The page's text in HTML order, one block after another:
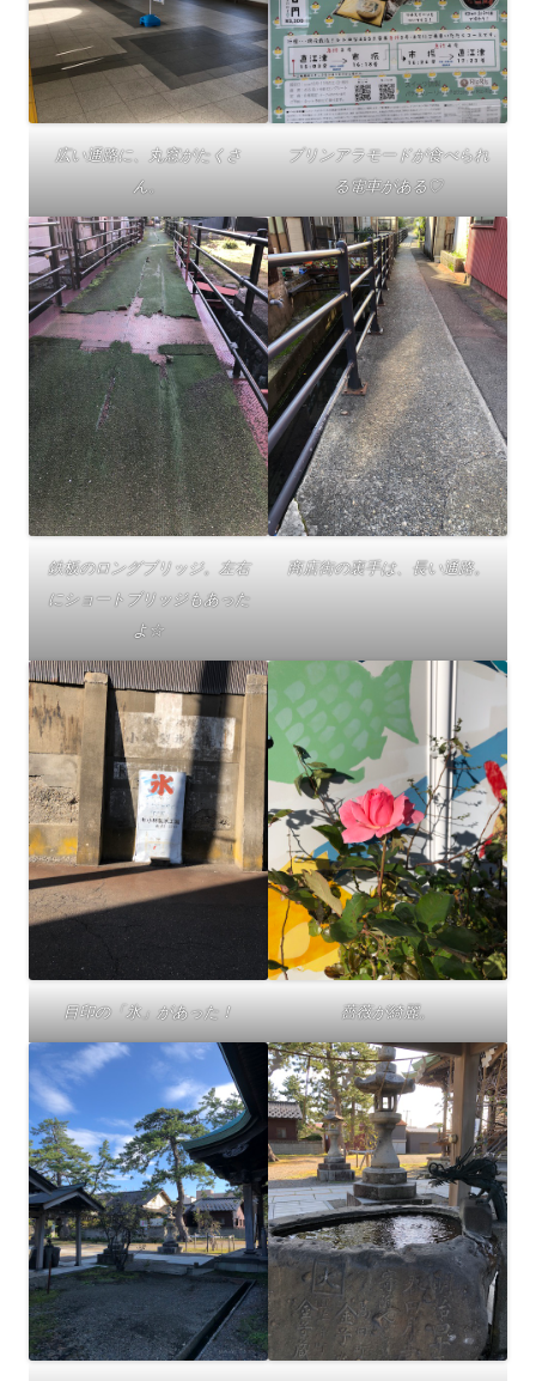
広い通路に、丸窓がたくさ
ん。
プリンアラモードが食べられ
る電車がある♡
鉄板のロングブリッジ。左右
にショートブリッジもあった
よ☆
商店街の裏手は、長い通路。
目印の「氷」があった！ 薔薇が綺麗。